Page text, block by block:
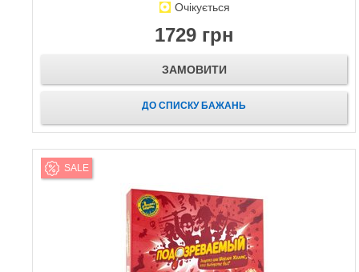
Очікується
1729 грн
ЗАМОВИТИ
ДО СПИСКУ БАЖАНЬ
SALE